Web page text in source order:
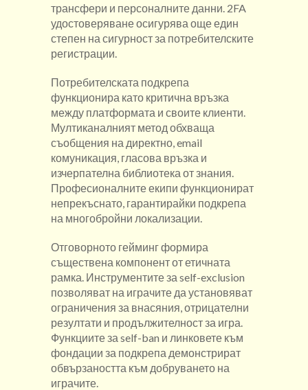
трансфери и персоналните данни. 2FA
удостоверяване осигурява още един
степен на сигурност за потребителските
регистрации.
Потребителската подкрепа
функционира като критична връзка
между платформата и своите клиенти.
Мултиканалният метод обхваща
съобщения на директно, email
комуникация, гласова връзка и
изчерпателна библиотека от знания.
Професионалните екипи функционират
непрекъснато, гарантирайки подкрепа
на многобройни локализации.
Отговорното гейминг формира
съществена компонент от етичната
рамка. Инструментите за self-exclusion
позволяват на играчите да установяват
ограничения за внасяния, отрицателни
резултати и продължителност за игра.
Функциите за self-ban и линковете към
фондации за подкрепа демонстрират
обвързаността към добруването на
играчите.